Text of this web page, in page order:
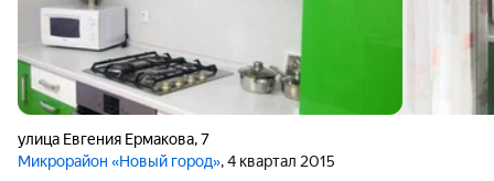
улица Евгения Ермакова,7
Микрорайон «Новый город», 4 квартал 2015